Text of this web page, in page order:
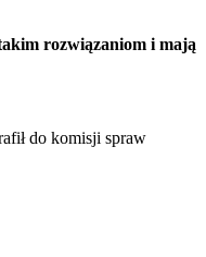
rozwiązaniom i mają
do komisji spraw